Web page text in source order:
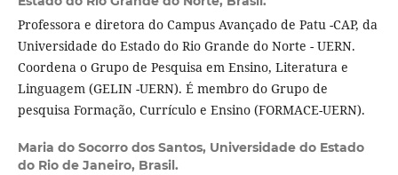
Professora e diretora do Campus Avançado de Patu -CAP, da
Universidade do Estado do Rio Grande do Norte - UERN.
Coordena o Grupo de Pesquisa em Ensino, Literatura e
Linguagem (GELIN -UERN). É membro do Grupo de
pesquisa Formação, Currículo e Ensino (FORMACE-UERN).
Maria do Socorro dos Santos, Universidade do Estado
do Rio de Janeiro, Brasil.